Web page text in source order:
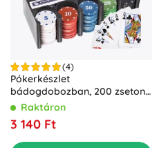
(4)
Pókerkészlet
bádogdobozban, 200 zseton
MALATEC
Raktáron
3 140 Ft